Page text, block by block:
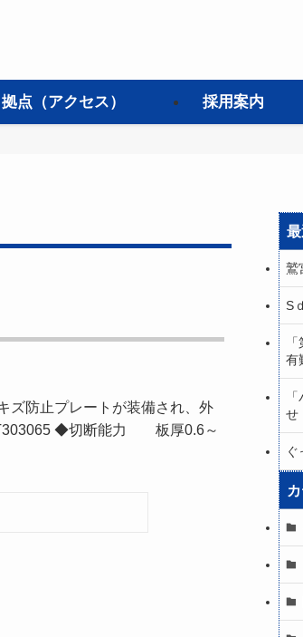
拠点（アクセス） 採用案内
ズ防止プレートが装備され、外
◆切断能力 板厚0.6～
鷲
S
有
せ
ぐ